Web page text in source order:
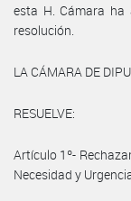
esta H. Cámara ha
resolución.
LA CÁMARA DE
RESUELVE:
Artículo 1º-
Necesidad y